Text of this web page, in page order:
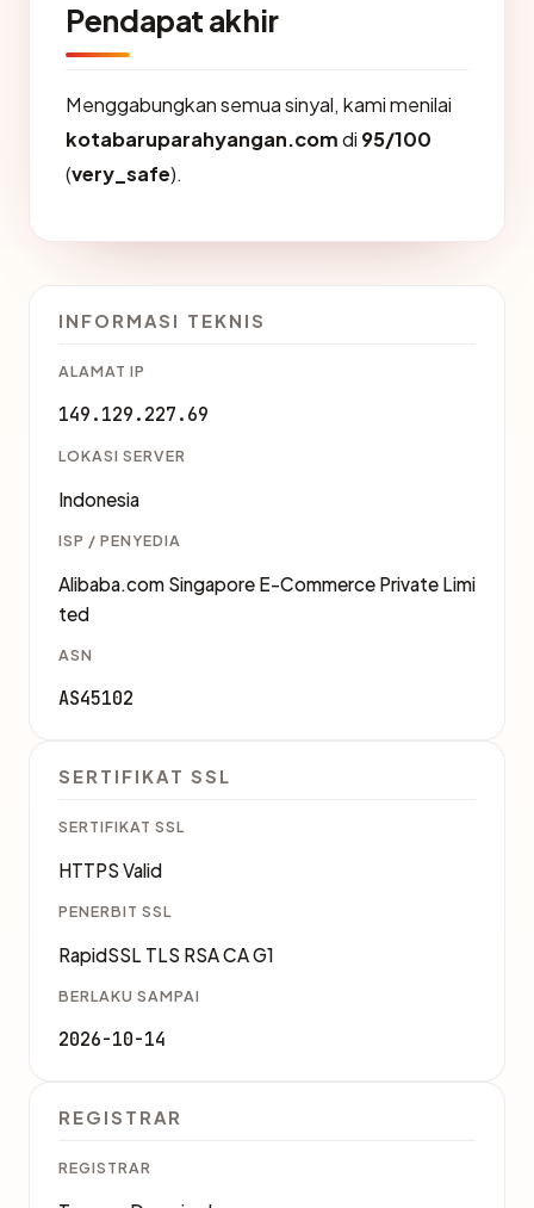
Pendapat akhir
Menggabungkan semua sinyal, kami menilai
kotabaruparahyangan.comdi 95/100
(very_safe).
INFORMASI TEKNIS
ALAMAT IP
149.129.227.69
LOKASI SERVER
Indonesia
ISP / PENYEDIA
Alibaba.com Singapore E-Commerce Private Limi
ted
ASN
AS45102
SERTIFIKAT SSL
SERTIFIKAT SSL
HTTPS Valid
PENERBIT SSL
RapidSSL TLS RSA CA G1
BERLAKU SAMPAI
2026-10-14
REGISTRAR
REGISTRAR